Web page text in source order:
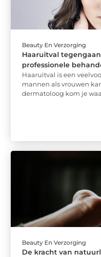
Beauty En Verzorging
Haaruitval
professionele
Haaruitval is een
mannen als vrouwen
dermatoloog kom je
Beauty En Verzorging
De kracht van